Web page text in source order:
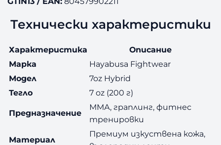
Технически характеристики
Характеристика
Описание
Марка
Hayabusa Fightwear
Модел
7oz Hybrid
Тегло
7 oz (200 г)
Предназначение
ММА, граплинг, фитнес
тренировки
Материал
Премиум изкуствена кожа,